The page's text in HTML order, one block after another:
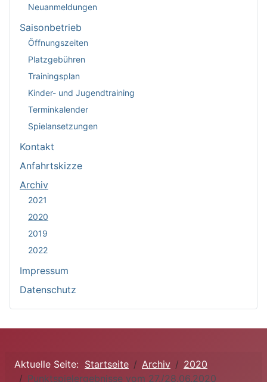
Neuanmeldungen
Saisonbetrieb
Öffnungszeiten
Platzgebühren
Trainingsplan
Kinder- und Jugendtraining
Terminkalender
Spielansetzungen
Kontakt
Anfahrtskizze
Archiv
2021
2020
2019
2022
Impressum
Datenschutz
Aktuelle Seite: Startseite Archiv
2020
Punktspielergebnisse vom 27./28.06.2020